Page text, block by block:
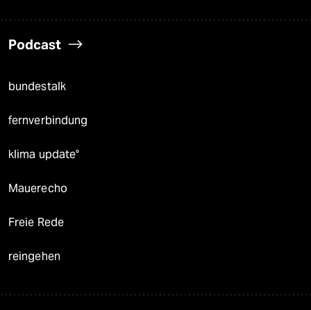
Podcast
bundestalk
fernverbindung
klima update°
Mauerecho
Freie Rede
reingehen